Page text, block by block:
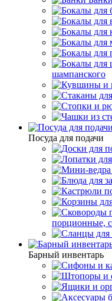
шампанского
Посуда для подачи
порционные,
Барный инвентарь